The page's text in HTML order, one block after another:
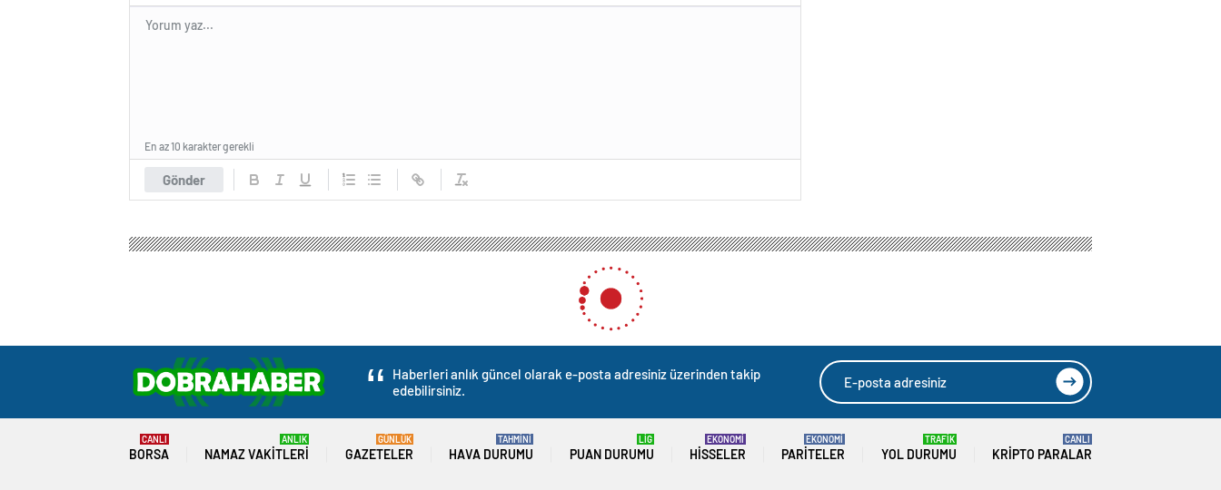
Gönder
En az 10 karakter gerekli
Haberleri anlık güncel olarak e-posta adresiniz üzerinden takip
edebilirsiniz.
BORSA
CANLI
NAMAZ VAKITLERI
ANLIK
GAZETELER
GÜNLÜK
HAVA DURUMU
TAHMİNİ
PUAN DURUMU
LİG
HISSELER
EKONOMİ
PARITELER
EKONOMİ
YOL DURUMU
TRAFİK
KRIPTO PARALAR
CANLI